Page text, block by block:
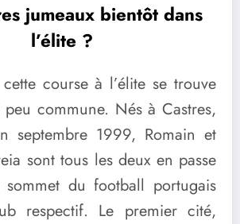
jumeaux bientôt dans
l’élite ?
course à l’élite se trouve
commune. Nés à Castres,
septembre 1999, Romain et
sont tous les deux en passe
sommet du football portugais
respectif. Le premier cité,